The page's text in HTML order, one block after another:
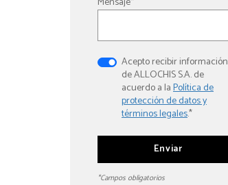
Acepto recibir información
de ALLOCHIS S.A. de
acuerdo a laPolítica de
protección de datos y
términos legales.*
*Campos obligatorios